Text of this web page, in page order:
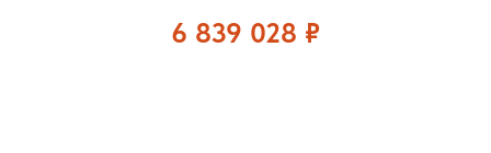
6 839 028 ₽